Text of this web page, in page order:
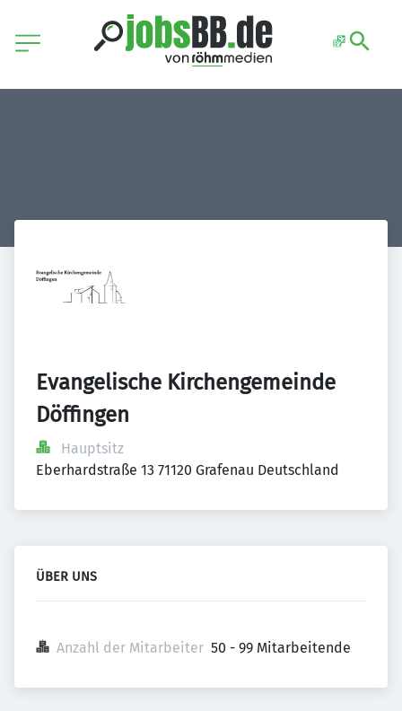
Evangelische Kirchengemeinde
Döffingen
Hauptsitz
Eberhardstraße 13 71120 Grafenau Deutschland
ÜBER UNS
Anzahl der Mitarbeiter 50 - 99 Mitarbeitende